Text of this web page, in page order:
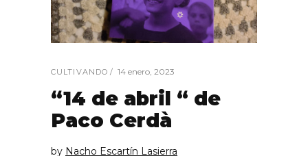
CULTIVANDO 14 enero, 2023
“14 de abril “ de
Paco Cerdà
by Nacho Escartín Lasierra